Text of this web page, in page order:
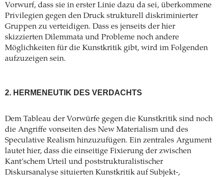
Vorwurf, dass sie in erster Linie dazu da sei, überkommene
Privilegien gegen den Druck strukturell diskriminierter
Gruppen zu verteidigen. Dass es jenseits der hier
skizzierten Dilemmata und Probleme noch andere
Möglichkeiten für die Kunstkritik gibt, wird im Folgenden
aufzuzeigen sein.
2. HERMENEUTIK DES VERDACHTS
Dem Tableau der Vorwürfe gegen die Kunstkritik sind noch
die Angriffe vonseiten des New Materialism und des
Speculative Realism hinzuzufügen. Ein zentrales Argument
lautet hier, dass die einseitige Fixierung der zwischen
Kant’schem Urteil und poststrukturalistischer
Diskursanalyse situierten Kunstkritik auf Subjekt-,